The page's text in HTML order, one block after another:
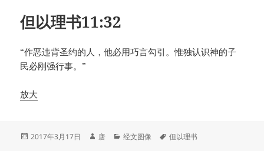
但以理书11:32
“作恶违背圣约的人，他必用巧言勾引。惟独认识神的子
民必刚强行事。”
放大
发
2017年3月17日
作
唐
分
经文图像
标
但以理书